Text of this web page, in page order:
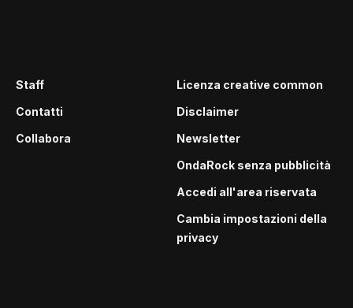
Staff
Contatti
Collabora
Licenza creative common
Disclaimer
Newsletter
OndaRock senza pubblicità
Accedi all'area riservata
Cambia impostazioni della
privacy